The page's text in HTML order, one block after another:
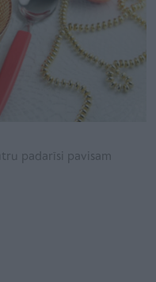
padarīsi pavisam